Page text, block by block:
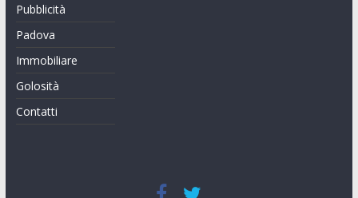
Pubblicità
Padova
Immobiliare
Golosità
Contatti